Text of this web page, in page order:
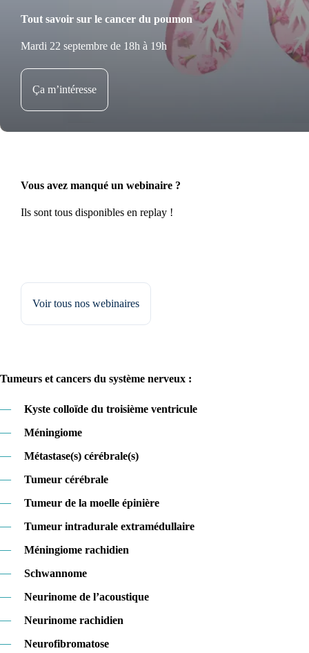
Tout savoir sur le cancer du poumon
Mardi 22 septembre de 18h à 19h
Ça m’intéresse
Vous avez manqué un webinaire ?
Ils sont tous disponibles en replay !
Voir tous nos webinaires
Tumeurs et cancers du système nerveux :
—
Kyste colloïde du troisième ventricule
—
Méningiome
—
Métastase(s) cérébrale(s)
—
Tumeur cérébrale
—
Tumeur de la moelle épinière
—
Tumeur intradurale extramédullaire
—
Méningiome rachidien
—
Schwannome
—
Neurinome de l’acoustique
—
Neurinome rachidien
—
Neurofibromatose